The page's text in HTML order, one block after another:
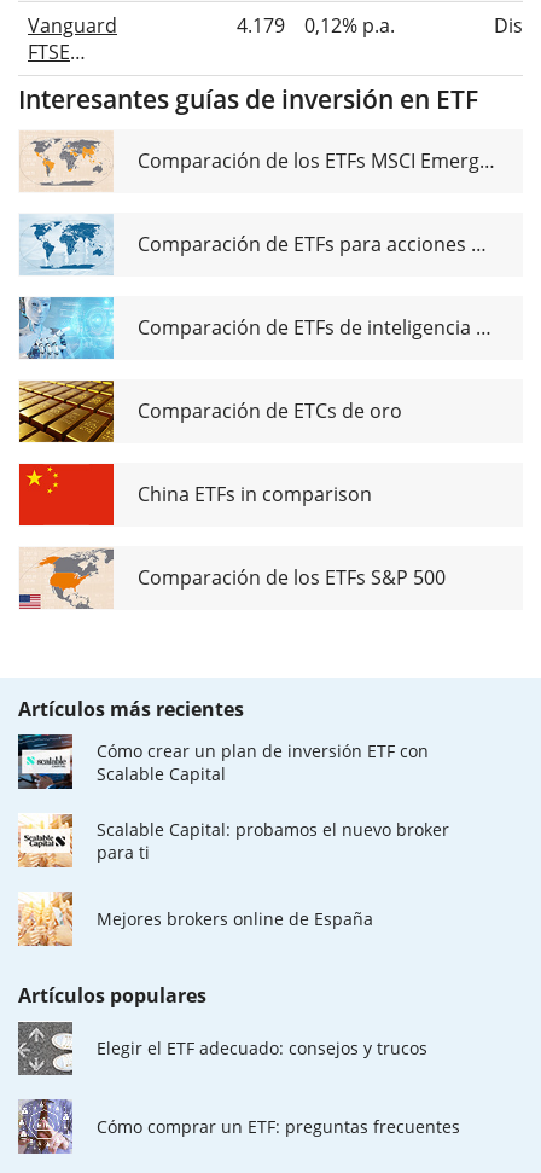
World
UCITS ETF
Acc
Vanguard
FTSE
Developed
World
UCITS ETF
Distributing
4.179 0,12% p.a.
Interesantes guías de inversión en ETF
Comparación de los ETFs MSCI Emerging Markets
Comparación de ETFs para acciones de dividendos globales
Comparación de ETFs de inteligencia artificial
Comparación de ETCs de oro
China ETFs in comparison
Comparación de los ETFs S&P 500
Artículos más recientes
Cómo crear un plan de inversión ETF con
Scalable Capital
Scalable Capital: probamos el nuevo broker
para ti
Mejores brokers online de España
Artículos populares
Elegir el ETF adecuado: consejos y trucos
Cómo comprar un ETF: preguntas frecuentes